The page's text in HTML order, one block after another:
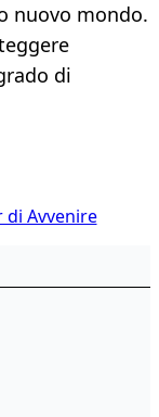
nuovo mondo.
di
di Avvenire